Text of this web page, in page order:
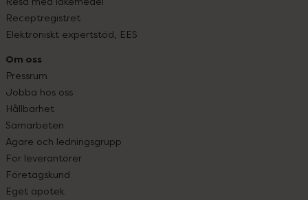
Receptregistret
Elektroniskt expertstöd, EES
Om oss
Pressrum
Jobba hos oss
Hållbarhet
Samarbeten
Ägare och ledningsgrupp
För leverantörer
Företagskund
Eget apotek